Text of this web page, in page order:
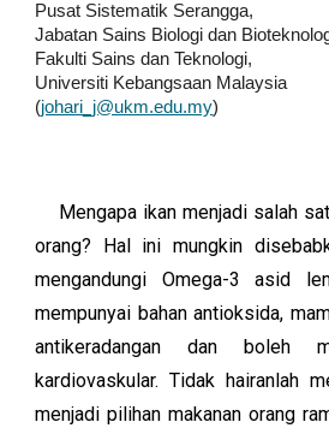
Pusat Sistematik Serangga,
Jabatan Sains Biologi dan
Fakulti Sains dan Teknologi,
Universiti Kebangsaan Malaysia
(johari_j@ukm.edu.my)
Mengapa ikan menjadi salah
orang? Hal ini mungkin
mengandungi Omega-3 asid
mempunyai bahan antioksida,
antikeradangan dan boleh
kardiovaskular. Tidak hairanlah
menjadi pilihan makanan orang